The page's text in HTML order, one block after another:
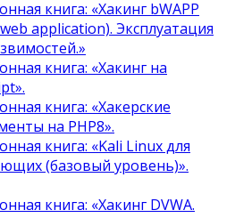
книга: «Хакинг bWAPP
application). Эксплуатация
книга: «Хакинг на
книга: «Хакерские
на PHP8».
книга: «Kali Linux для
(базовый уровень)».
книга: «Хакинг DVWA.